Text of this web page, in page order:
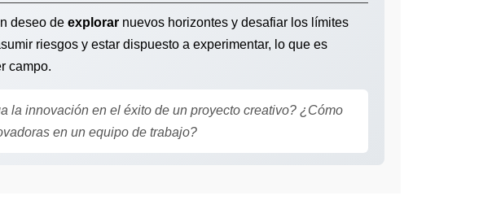
deseo de explorar nuevos horizontes y desafiar los límites
riesgos y estar dispuesto a experimentar, lo que es
campo.
la innovación en el éxito de un proyecto creativo? ¿Cómo
en un equipo de trabajo?